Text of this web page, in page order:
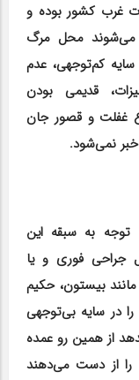
غرب کشور بوده و
می‌شوند محل مرگ
سایه کم‌توجهی، عدم
قدیمی بودن
غفلت و قصور جان
نمی‌شود.
توجه به سبقه این
جراحی فوری و یا
بیستون، حکیم
در سایه بی‌توجهی
از همین رو عمده
را از دست می‌دهند